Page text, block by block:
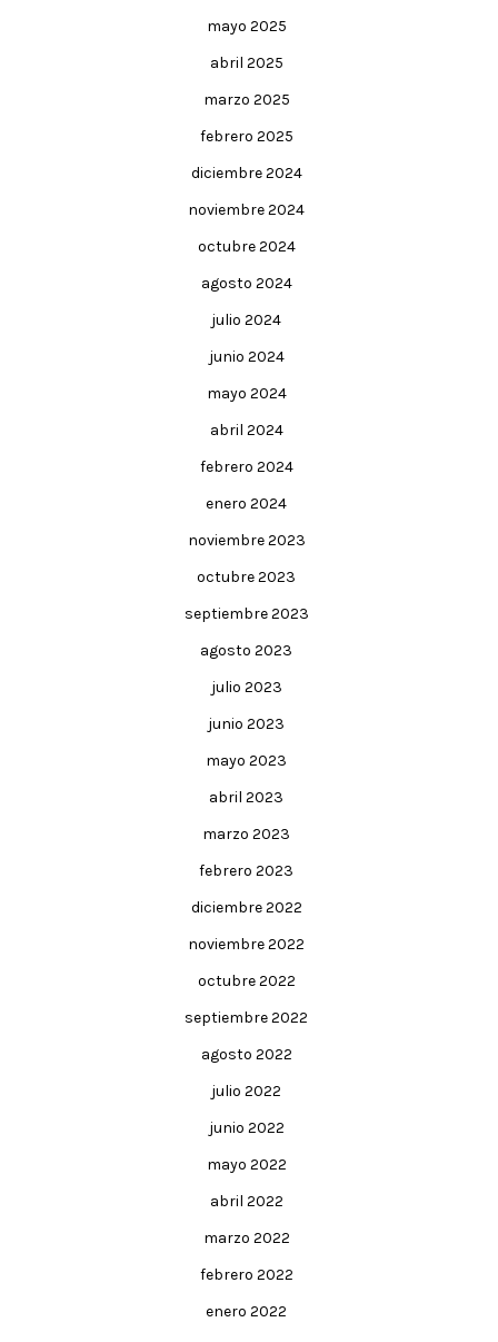
mayo 2025
abril 2025
marzo 2025
febrero 2025
diciembre 2024
noviembre 2024
octubre 2024
agosto 2024
julio 2024
junio 2024
mayo 2024
abril 2024
febrero 2024
enero 2024
noviembre 2023
octubre 2023
septiembre 2023
agosto 2023
julio 2023
junio 2023
mayo 2023
abril 2023
marzo 2023
febrero 2023
diciembre 2022
noviembre 2022
octubre 2022
septiembre 2022
agosto 2022
julio 2022
junio 2022
mayo 2022
abril 2022
marzo 2022
febrero 2022
enero 2022